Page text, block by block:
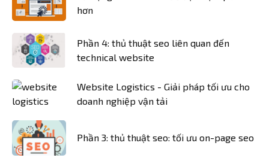
hơn
Phần 4: thủ thuật seo liên quan đến
technical website
Website Logistics - Giải pháp tối ưu cho
doanh nghiệp vận tải
Phần 3: thủ thuật seo: tối ưu on-page seo